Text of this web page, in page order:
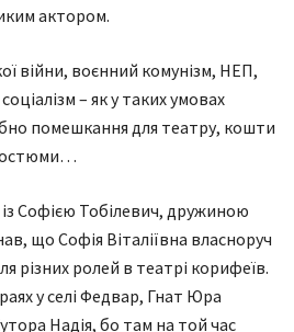
актором.
війни, воєнний комунізм, НЕП,
– як у таких умовах
помешкання для театру, кошти
Софією Тобілевич, дружиною
що Софія Віталіївна власноруч
різних ролей в театрі корифеїв.
у селі Федвар, Гнат Юра
Надія, бо там на той час